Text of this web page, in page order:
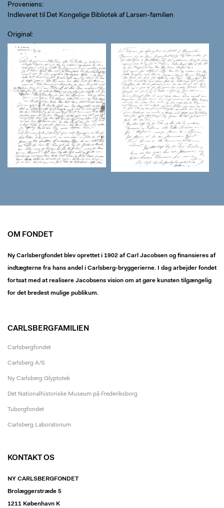
Proveniens
Indleveret til Det Kongelige Bibliotek af Larsen-familien
Original
OM FONDET
Ny Carlsbergfondet blev oprettet i 1902 af Carl Jacobsen og finansieres af
indtægterne fra hans andel i Carlsberg-bryggerierne. I dag arbejder fondet
fortsat med at realisere Jacobsens vision om at gøre kunsten tilgængelig
for det bredest mulige publikum.
CARLSBERGFAMILIEN
Carlsbergfondet
Carlsberg A/S
Ny Carlsberg Glyptotek
Det Nationalhistoriske Museum på Frederiksborg
Tuborgfondet
Carlsberg Laboratorium
KONTAKT OS
NY CARLSBERGFONDET
Brolæggerstræde 5
1211 København K